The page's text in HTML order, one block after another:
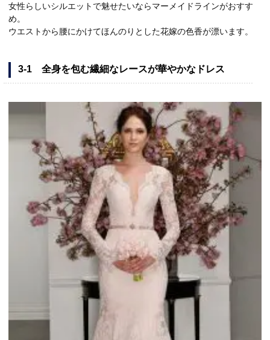
女性らしいシルエットで魅せたいならマーメイドラインがおすす
め。
ウエストから腰にかけてほんのりとした花嫁の色香が漂います。
3-1 全身を包む繊細なレースが華やかなドレス